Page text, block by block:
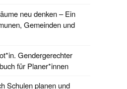
neu denken – Ein
Gemeinden und
Gendergerechter
für Planer*innen
Schulen planen und